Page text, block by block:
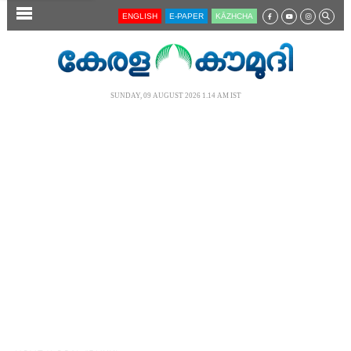
SECTIONS ENGLISH E-PAPER KĀZHCHA
SUNDAY, 09 AUGUST 2026 1.14 AM IST